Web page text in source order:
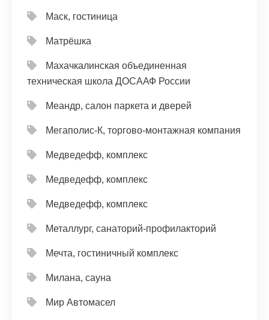
Маск, гостиница
Матрёшка
Махачкалинская объединенная
техническая школа ДОСААФ России
Меандр, салон паркета и дверей
Мегаполис-К, торгово-монтажная компания
Медведефф, комплекс
Медведефф, комплекс
Медведефф, комплекс
Металлург, санаторий-профилакторий
Мечта, гостиничный комплекс
Милана, сауна
Мир Автомасел